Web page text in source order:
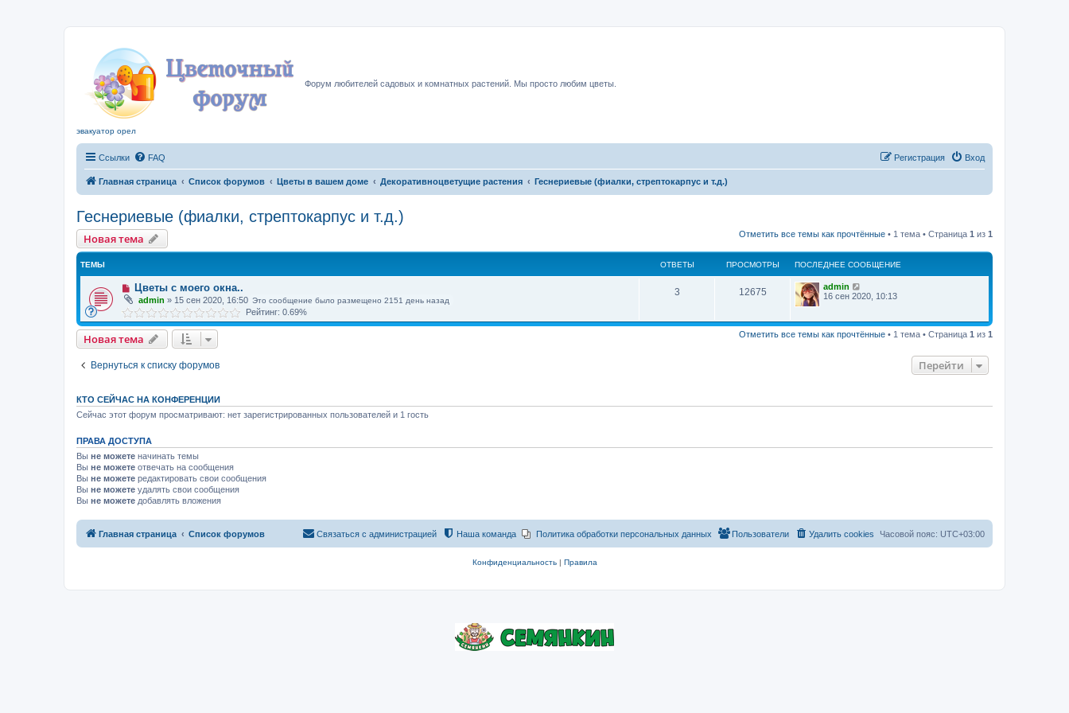
Форум любителей садовых и комнатных растений. Мы просто любим цветы.
эвакуатор орел
Ссылки FAQ Вход
Регистрация
Главная страница Список форумов Цветы в вашем доме Декоративноцветущие растения Геснериевые (фиалки, стрептокарпус и т.д.)
Геснериевые (фиалки, стрептокарпус и т.д.)
Новая тема Отметить все темы как прочтённые • 1 тема • Страница 1 из 1
ТЕМЫ ОТВЕТЫ ПРОСМОТРЫ ПОСЛЕДНЕЕ СООБЩЕНИЕ
Цветы с моего окна..
admin » 15 сен 2020, 16:50 Это сообщение было размещено 2151 день назад
Рейтинг: 0.69%
3 12675
admin
16 сен 2020, 10:13
Новая тема Отметить все темы как прочтённые • 1 тема • Страница 1 из 1
Вернуться к списку форумов Перейти
КТО СЕЙЧАС НА КОНФЕРЕНЦИИ
Сейчас этот форум просматривают: нет зарегистрированных пользователей и 1 гость
ПРАВА ДОСТУПА
Вы не можете начинать темы
Вы не можете отвечать на сообщения
Вы не можете редактировать свои сообщения
Вы не можете удалять свои сообщения
Вы не можете добавлять вложения
Главная страница Список форумов Часовой пояс: UTC+03:00
Удалить cookies
Пользователи
Политика обработки персональных данных
Наша команда
Связаться с администрацией
Конфиденциальность| Правила